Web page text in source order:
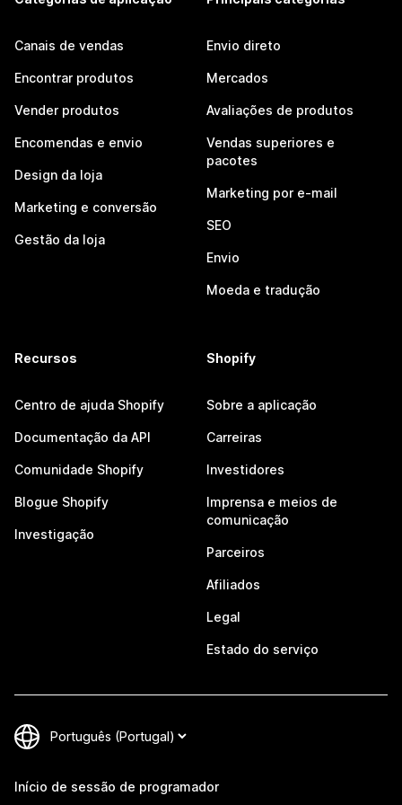
Canais de vendas
Encontrar produtos
Vender produtos
Encomendas e envio
Design da loja
Marketing e conversão
Gestão da loja
Envio direto
Mercados
Avaliações de produtos
Vendas superiores e
pacotes
Marketing por e-mail
SEO
Envio
Moeda e tradução
Recursos
Centro de ajuda Shopify
Documentação da API
Comunidade Shopify
Blogue Shopify
Investigação
Shopify
Sobre a aplicação
Carreiras
Investidores
Imprensa e meios de
comunicação
Parceiros
Afiliados
Legal
Estado do serviço
Início de sessão de programador